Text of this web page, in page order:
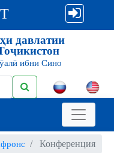
давлатии
ибни Сино
Конференция